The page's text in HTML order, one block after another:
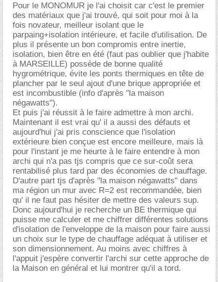
Pour le MONOMUR je l'ai choisit car c'est le premier
des matériaux que j'ai trouvé, qui soit pour moi à la
fois novateur, meilleur isolant que le
parpaing+isolation intérieure, et facile d'utilisation. De
plus il présente un bon compromis entre inertie,
isolation, bien être en été (faut pas oublier que j'habite
à MARSEILLE) possède de bonne qualité
hygrométrique, évite les ponts thermiques en tête de
plancher par le seul ajout d'une brique appropriée et
est incombustible (info d'après "la maison
négawatts").
Et puis j'ai réussit à le faire admettre à mon archi.
Maintenant il est vrai qu' il a aussi des défauts et
aujourd'hui j'ai pris conscience que l'isolation
extérieure bien conçue est encore meilleure, mais là
pour l'instant je me heurte à le faire entendre à mon
archi qui n'a pas tjs compris que ce sur-coût sera
rentabilisé plus tard par des économies de chauffage.
D'autre part tjs d'après "la maison négawatts" dans
ma région un mur avec R=2 est recommandée, bien
qu' il ne faut pas hésiter de mettre des valeurs sup.
Donc aujourd'hui je recherche un BE thermique qui
puisse me calculer et me chiffrer différentes solutions
d'isolation de l'enveloppe de la maison pour faire aussi
un choix sur le type de chauffage adéquat à utiliser et
son dimensionnement. Au moins avec chiffres à
l'appuit j'espère convertir l'archi sur cette approche de
la Maison en général et lui montrer qu'il a tord.